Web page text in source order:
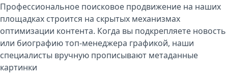
Профессиональное поисковое продвижение на наших
площадках строится на скрытых механизмах
оптимизации контента. Когда вы подкрепляете новость
или биографию топ-менеджера графикой, наши
специалисты вручную прописывают метаданные
картинки